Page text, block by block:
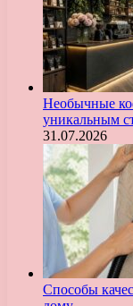
Необычные
уникальным
31.07.2026
Способы